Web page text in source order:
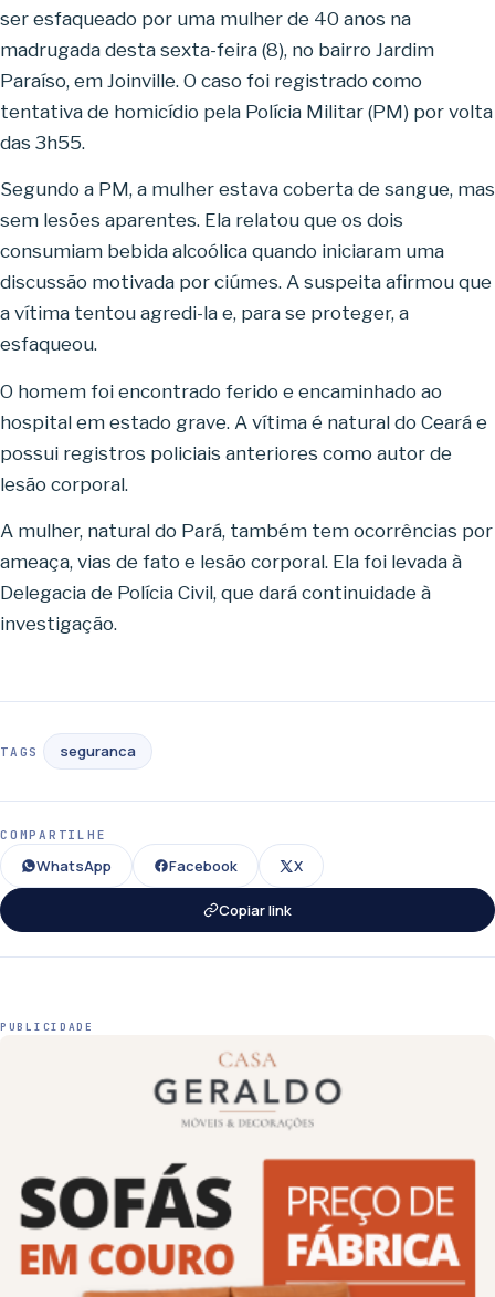
ser esfaqueado por uma mulher de 40 anos na
madrugada desta sexta-feira (8), no bairro Jardim
Paraíso, em Joinville. O caso foi registrado como
tentativa de homicídio pela Polícia Militar (PM) por volta
das 3h55.
Segundo a PM, a mulher estava coberta de sangue, mas
sem lesões aparentes. Ela relatou que os dois
consumiam bebida alcoólica quando iniciaram uma
discussão motivada por ciúmes. A suspeita afirmou que
a vítima tentou agredi-la e, para se proteger, a
esfaqueou.
O homem foi encontrado ferido e encaminhado ao
hospital em estado grave. A vítima é natural do Ceará e
possui registros policiais anteriores como autor de
lesão corporal.
A mulher, natural do Pará, também tem ocorrências por
ameaça, vias de fato e lesão corporal. Ela foi levada à
Delegacia de Polícia Civil, que dará continuidade à
investigação.
TAGS seguranca
COMPARTILHE
WhatsApp Facebook X
Copiar link
PUBLICIDADE